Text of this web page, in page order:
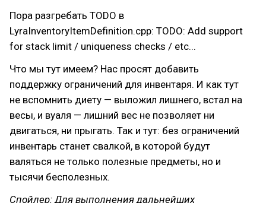
Пора разгребать TODO в
LyraInventoryItemDefinition.cpp: TODO: Add support
for stack limit / uniqueness checks / etc...
Что мы тут имеем? Нас просят добавить
поддержку ограничений для инвентаря. И как тут
не вспомнить диету — выложил лишнего, встал на
весы, и вуаля — лишний вес не позволяет ни
двигаться, ни прыгать. Так и тут: без ограничений
инвентарь станет свалкой, в которой будут
валяться не только полезные предметы, но и
тысячи бесполезных.
Спойлер: Для выполнения дальнейших